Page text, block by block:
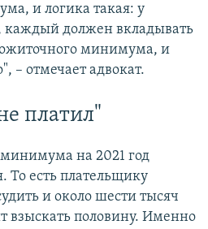
и логика такая: у
каждый должен вкладывать
минимума, и
– отмечает адвокат.
платил"
на 2021 год
То есть плательщику
и около шести тысяч
взыскать половину. Именно